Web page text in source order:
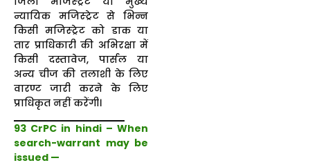
न्यायिक मजिस्ट्रेट से भिन्न
किसी मजिस्ट्रेट को डाक या
तार प्राधिकारी की अभिरक्षा में
किसी दस्तावेज, पार्सल या
अन्य चीज की तलाशी के लिए
वारण्ट जारी करने के लिए
प्राधिकृत नहीं करेंगी।
93 CrPC in hindi – When
search-warrant may be
issued —